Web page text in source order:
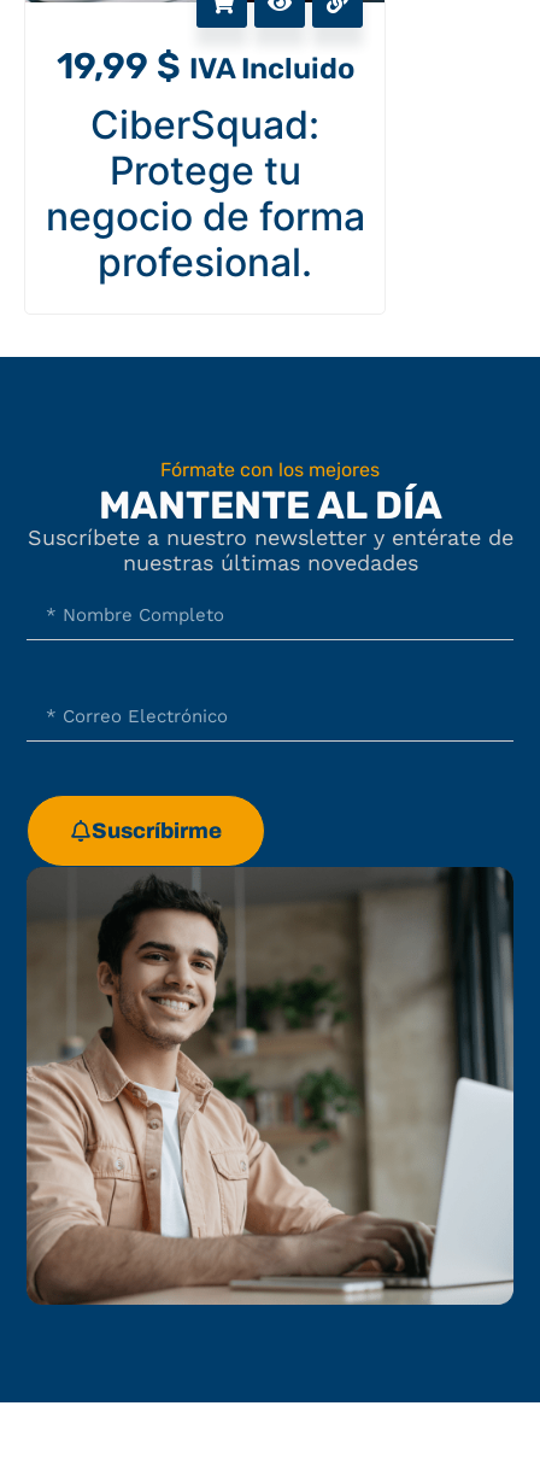
19,99 $ IVA Incluido
CiberSquad:
Protege tu
negocio de forma
profesional.
Fórmate con los mejores
MANTENTE AL DÍA
Suscríbete a nuestro newsletter y entérate de
nuestras últimas novedades
Suscríbirme